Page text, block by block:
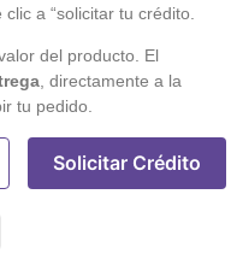
a “solicitar tu crédito.
del producto. El
, directamente a la
tu pedido.
Solicitar Crédito